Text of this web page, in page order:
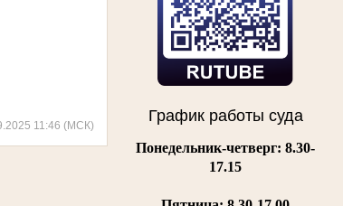
График работы суда
Понедельник-четверг: 8.30-
17.15
11:46 (МСК)